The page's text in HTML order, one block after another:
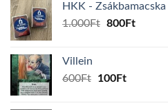
160Ft.150Ft.
HKK - Zsákbamacska
1.000Ft Original
800FtCurrent
Villein
600Ft
Original
100FtCurrent